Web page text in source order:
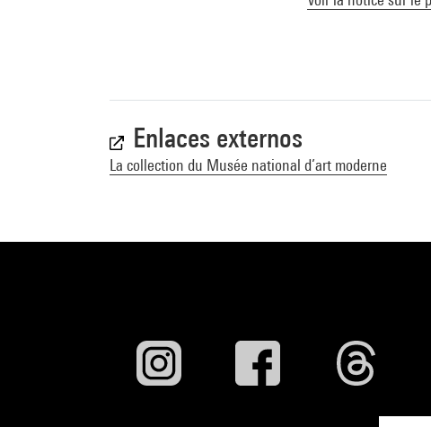
Enlaces externos
La collection du Musée national d’art moderne